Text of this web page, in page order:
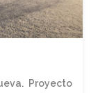
Proyecto